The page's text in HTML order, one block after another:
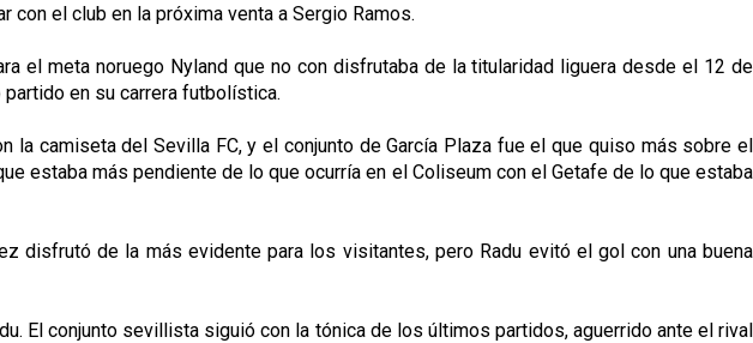
el club en la próxima venta a Sergio Ramos.
el meta noruego Nyland que no con disfrutaba de la titularidad liguera desde el 12 de
en su carrera futbolística.
camiseta del Sevilla FC, y el conjunto de García Plaza fue el que quiso más sobre el
estaba más pendiente de lo que ocurría en el Coliseum con el Getafe de lo que estaba
disfrutó de la más evidente para los visitantes, pero Radu evitó el gol con una buena
El conjunto sevillista siguió con la tónica de los últimos partidos, aguerrido ante el rival